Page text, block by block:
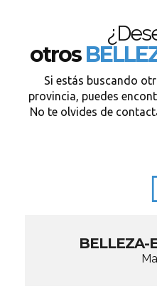
otros
Si estás buscando
provincia, puedes
No te olvides de
BELLEZA-